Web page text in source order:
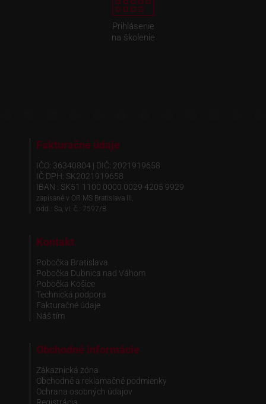
Prihlásenie
na školenie
Fakturačné údaje
IČO: 36340804 | DIČ: 2021919658
IČ DPH: SK2021919658
IBAN : SK51 1100 0000 0029 4205 9929
zapísané v OR MS Bratislava III,
odd.: Sa, vl. č.: 7597/B
Kontakt
Pobočka Bratislava
Pobočka Dubnica nad Váhom
Pobočka Košice
Technická podpora
Fakturačné údaje
Náš tím
Obchodné informácie
Zákaznická zóna
Obchodné a reklamačné podmienky
Ochrana osobných údajov